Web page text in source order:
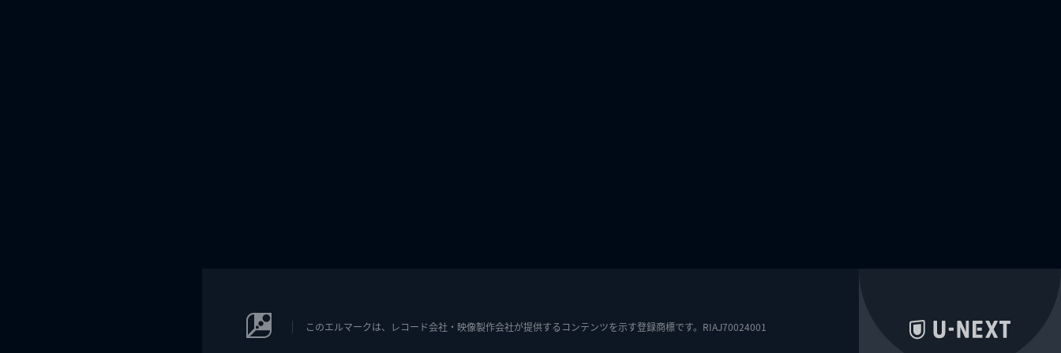
このエルマークは、レコード会社・映像製作会社が提供するコンテンツを示す登録商標です。RIAJ70024001